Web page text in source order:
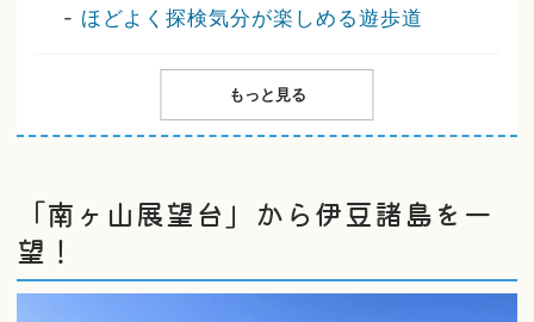
- ほどよく探検気分が楽しめる遊歩道
もっと見る
「南ヶ山展望台」から伊豆諸島を一
望！